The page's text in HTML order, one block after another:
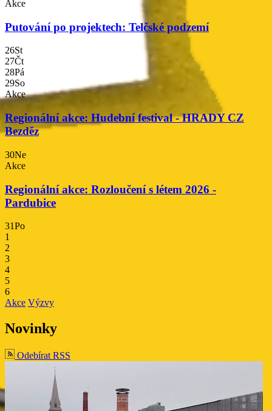
Akce
Putování po projektech: Telčské podzemí
26St
27Čt
28Pá
29So
Akce
Regionální akce: Hudební festival - HRADY CZ
Bezděz
30Ne
Akce
Regionální akce: Rozloučení s létem 2026 -
Pardubice
31Po
1
2
3
4
5
6
Akce Výzvy
Novinky
Odebírat RSS